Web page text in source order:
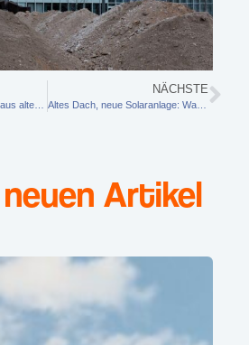
NÄCHSTE
Altes Dach, neue Solaranlage: Was vor der Montage geprüft werden sollte
Artikel